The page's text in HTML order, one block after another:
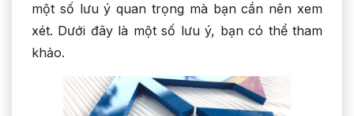
một số lưu ý quan trọng mà bạn cần nên xem
xét. Dưới đây là một số lưu ý, bạn có thể tham
khảo.